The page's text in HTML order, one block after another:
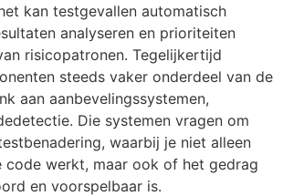
kan testgevallen automatisch
analyseren en prioriteiten
risicopatronen. Tegelijkertijd
steeds vaker onderdeel van de
aan aanbevelingssystemen,
Die systemen vragen om
waarbij je niet alleen
werkt, maar ook of het gedrag
en voorspelbaar is.